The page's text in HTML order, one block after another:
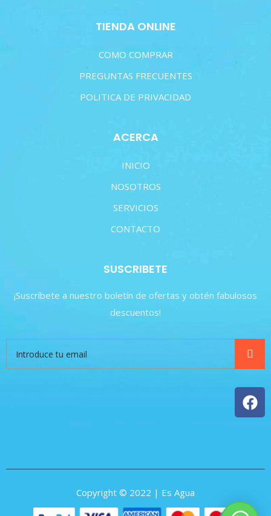
TIENDA ONLINE
COMO COMPRAR
PREGUNTAS FRECUENTES
POLITICA DE PRIVACIDAD
ACERCA
INICIO
NOSOTROS
SERVICIOS
CONTACTO
SUSCRIBETE
¡Suscríbete a nuestro boletín de ofertas y obtén fabulosos
descuentos!
Copyright © 2022 | Es Agua